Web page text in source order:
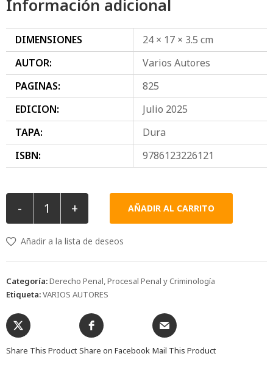
Información adicional
DIMENSIONES
24 × 17 × 3.5 cm
AUTOR:
Varios Autores
PAGINAS:
825
EDICION:
Julio 2025
TAPA:
Dura
ISBN:
9786123226121
- + AÑADIR AL CARRITO
Añadir a la lista de deseos
Categoría:Derecho Penal, Procesal Penal y Criminología
Etiqueta:VARIOS AUTORES
Share This Product Share on Facebook Mail This Product